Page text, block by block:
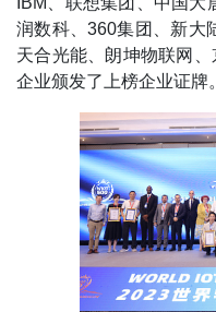
润数科、360集团、新大
天合光能、朗坤物联网
企业颁发了上榜企业证牌。